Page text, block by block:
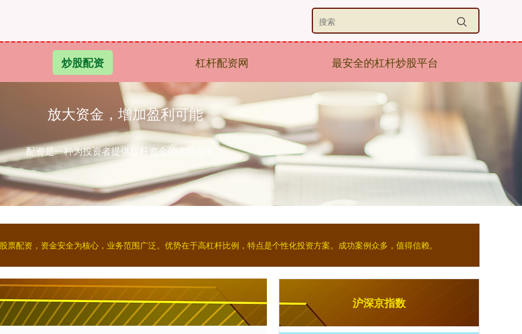
炒股配资 杠杆配资网 最安全的杠杆炒股平台
放大资金，增加盈利可能
配资是一种为投资者提供杠杆资金的金融服务！
配资，资金安全为核心，业务范围广泛。优势在于高杠杆比例，特点是个性化投资方案。成功案例众多，值得信赖。
沪深京指数